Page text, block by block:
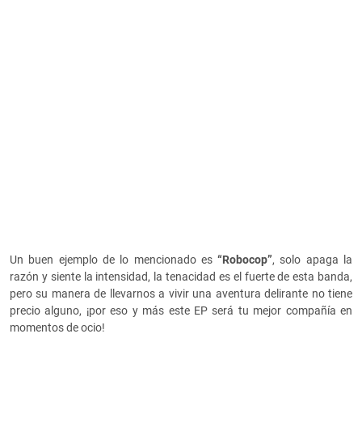
Un buen ejemplo de lo mencionado es“Robocop”, solo apaga la
razón y siente la intensidad, la tenacidad es el fuerte de esta banda,
pero su manera de llevarnos a vivir una aventura delirante no tiene
precio alguno, ¡por eso y más este EP será tu mejor compañía en
momentos de ocio!